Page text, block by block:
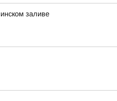
заливе